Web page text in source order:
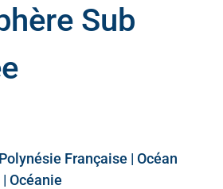
Sub
Française | Océan
Océanie